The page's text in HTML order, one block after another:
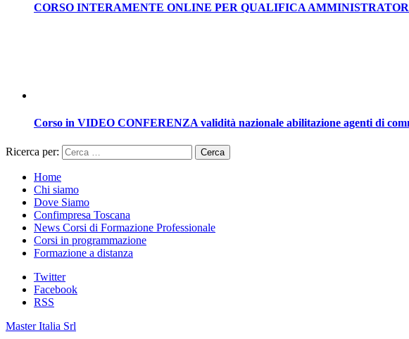
CORSO INTERAMENTE ONLINE PER QUALIFICA
Corso in VIDEO CONFERENZA validità nazionale abilitazione agenti di
Ricerca per:
Home
Chi siamo
Dove Siamo
Confimpresa Toscana
News Corsi di Formazione Professionale
Corsi in programmazione
Formazione a distanza
Twitter
Facebook
RSS
Master Italia Srl